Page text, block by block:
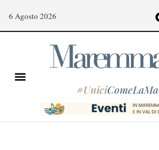
6 Agosto 2026
#Unici